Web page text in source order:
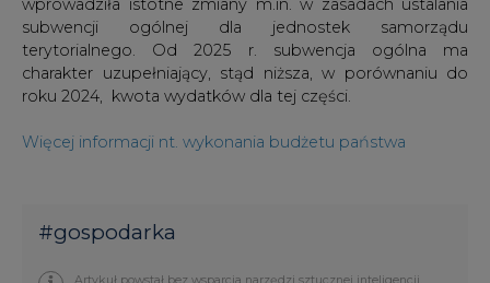
roku 2024, kwota wydatków dla tej części.
Więcej informacji nt. wykonania budżetu państwa
#gospodarka
szkoleń treningowych LLM.